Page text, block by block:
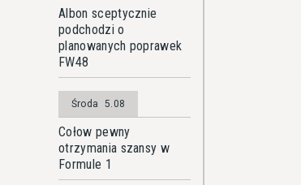
Albon sceptycznie
podchodzi o
planowanych poprawek
FW48
Środa 5.08
Cołow pewny
otrzymania szansy w
Formule 1